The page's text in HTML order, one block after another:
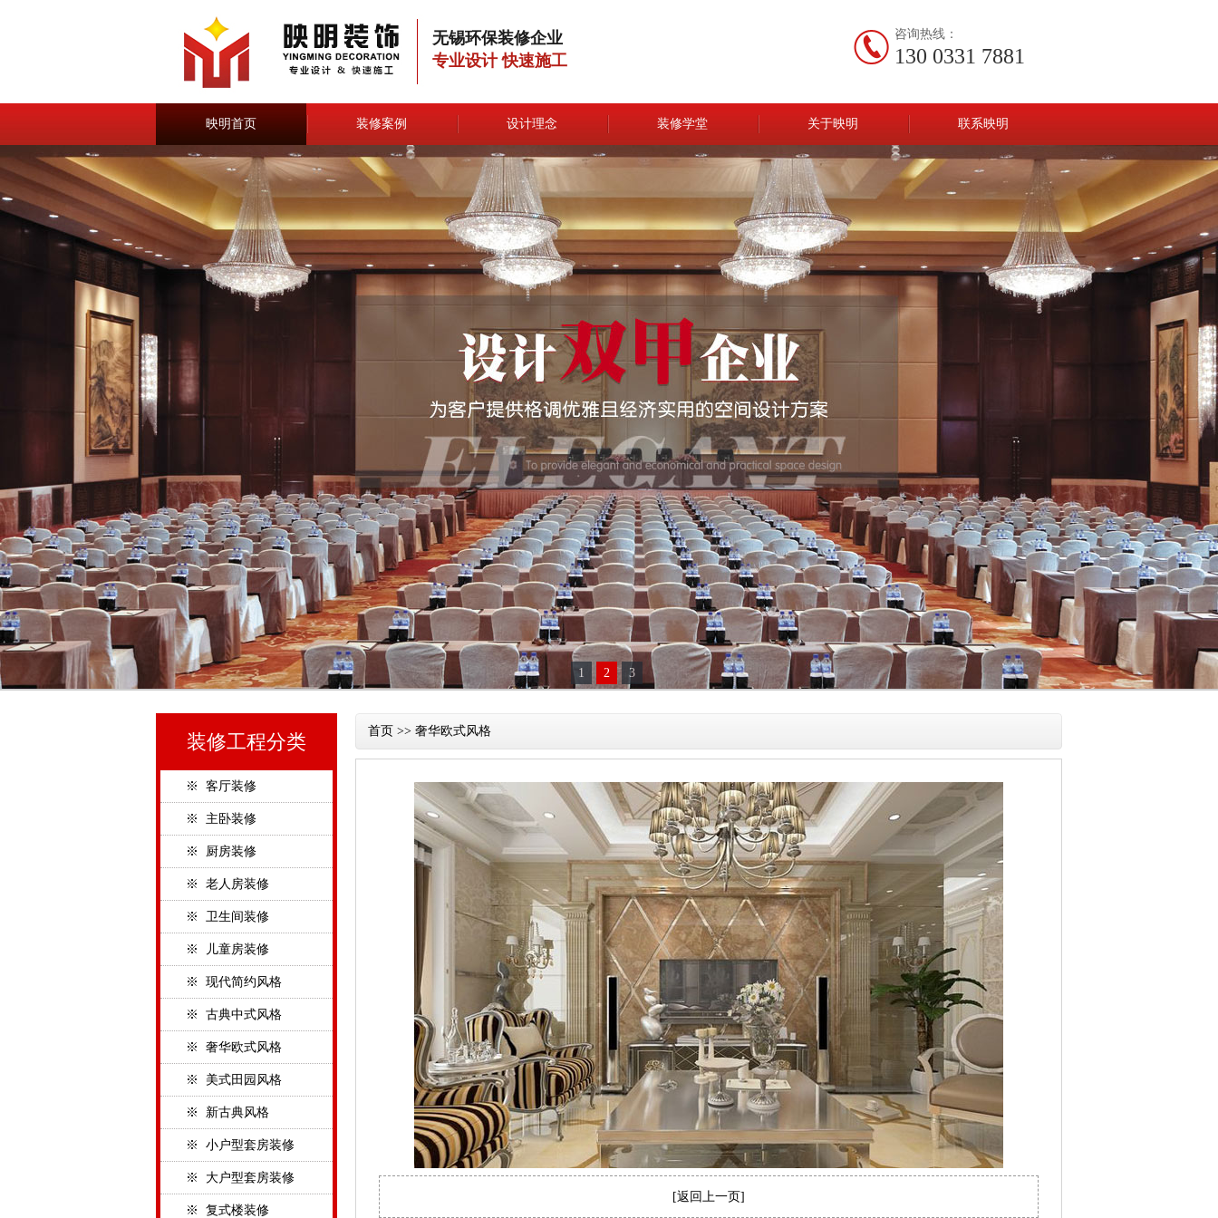
无锡环保装修企业
专业设计 快速施工
咨询热线：
130 0331 7881
映明首页 装修案例 设计理念 装修学堂 关于映明 联系映明
1 2 3
装修工程分类
※ 客厅装修
※ 主卧装修
※ 厨房装修
※ 老人房装修
※ 卫生间装修
※ 儿童房装修
※ 现代简约风格
※ 古典中式风格
※ 奢华欧式风格
※ 美式田园风格
※ 新古典风格
※ 小户型套房装修
※ 大户型套房装修
※ 复式楼装修
首页 >> 奢华欧式风格
[返回上一页]